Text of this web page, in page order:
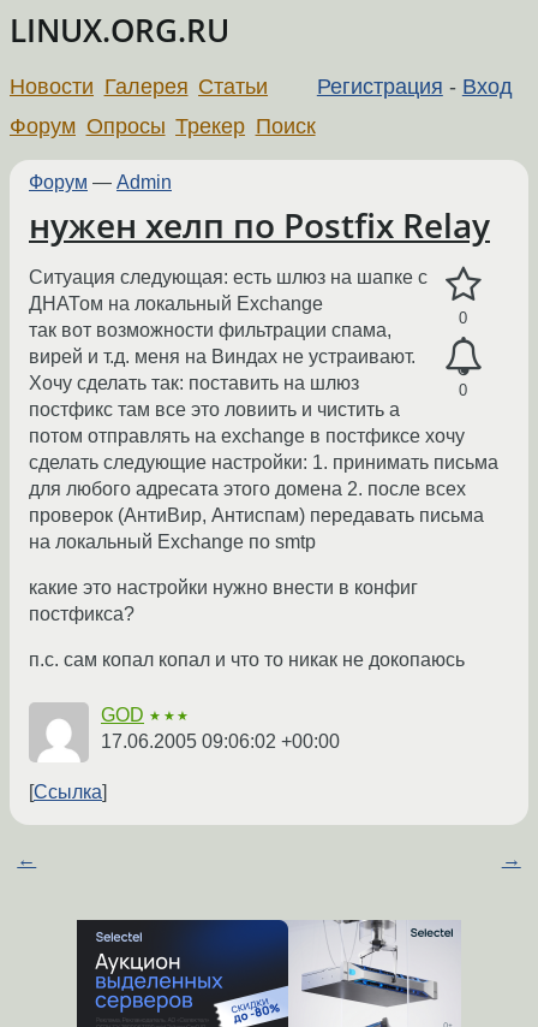
LINUX.ORG.RU
Регистрация - Вход
Новости Галерея Статьи
Форум Опросы Трекер Поиск
Форум — Admin
нужен хелп по Postfix Relay
0
0
Ситуация следующая: есть шлюз на шапке с
ДНАТом на локальный Exchange
так вот возможности фильтрации спама,
вирей и т.д. меня на Виндах не устраивают.
Хочу сделать так: поставить на шлюз
постфикс там все это ловиить и чистить а
потом отправлять на exchange в постфиксе хочу
сделать следующие настройки: 1. принимать письма
для любого адресата этого домена 2. после всех
проверок (АнтиВир, Антиспам) передавать письма
на локальный Exchange по smtp
какие это настройки нужно внести в конфиг
постфикса?
п.с. сам копал копал и что то никак не докопаюсь
GOD ★★★
17.06.2005 09:06:02 +00:00
Ссылка
← →